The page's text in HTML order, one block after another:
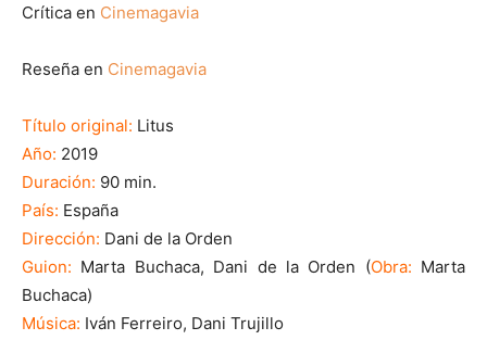
Crítica en Cinemagavia
Reseña en Cinemagavia
Título original: Litus
Año: 2019
Duración: 90 min.
País: España
Dirección: Dani de la Orden
Guion: Marta Buchaca, Dani de la Orden (Obra: Marta
Buchaca)
Música: Iván Ferreiro, Dani Trujillo